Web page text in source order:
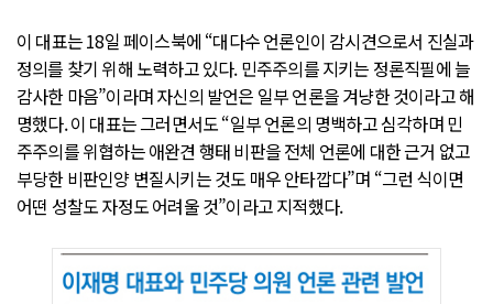
이 대표는 18일 페이스북에 “대다수 언론인이 감시견으로서 진실과
정의를 찾기 위해 노력하고 있다. 민주주의를 지키는 정론직필에 늘
감사한 마음”이라며 자신의 발언은 일부 언론을 겨냥한 것이라고 해
명했다. 이 대표는 그러면서도 “일부 언론의 명백하고 심각하며 민
주주의를 위협하는 애완견 행태 비판을 전체 언론에 대한 근거 없고
부당한 비판인양 변질시키는 것도 매우 안타깝다”며 “그런 식이면
어떤 성찰도 자정도 어려울 것”이라고 지적했다.